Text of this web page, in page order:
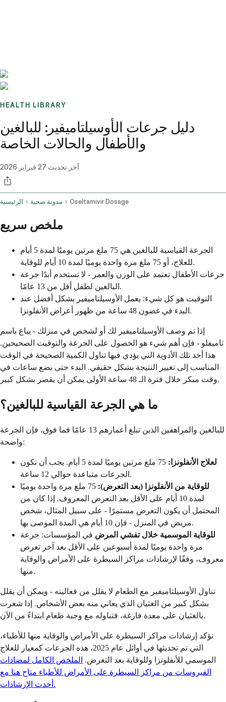
HEALTH LIBRARY
دليل جرعات الأوسيلتاميفير: للبالغين
والأطفال والحالات الخاصة
آخر تحديث 27 فبراير 2026
الرئيسية مدونة صحية Oseltamivir Dosage
ملخص سريع
الجرعة القياسية للبالغين هي 75 ملغ مرتين يوميًا لمدة 5 أيام
للعلاج، أو 75 ملغ مرة واحدة يوميًا لمدة 10 أيام للوقاية.
جرعات الأطفال تعتمد على الوزن والعمر - لا تستخدم أبدًا جرعة
البالغين لطفل أقل من 13 عامًا.
التوقيت هو كل شيء: يعمل الأوسيلتاميفير بشكل أفضل عند
البدء في غضون 48 ساعة من ظهور أعراض الأنفلونزا.
إذا تم وصف الأوسيلتاميفير لك أو لشخص في منزلك - يباع باسم
تاميفلو - فإن أهم شيء هو الحصول على الجرعة والتوقيت الصحيحين.
هذا أحد تلك الأدوية التي يؤدي فيها تناول الكمية الصحيحة في الوقت
المناسب إلى تغيير النتيجة بشكل حقيقي. البدء حتى بضع ساعات في
وقت مبكر خلال فترة الـ 48 ساعة الأولى يمكن أن يقصر بشكل كبير.
ما هي الجرعة القياسية للبالغين؟
للبالغين والمراهقين الذين تبلغ أعمارهم 13 عامًا فما فوق، فإن الجرعة
واضحة:
لعلاج الأنفلونزا:
75 ملغ مرتين يوميًا لمدة 5 أيام. يجب أن تكون
الجرعات متباعدة حوالي 12 ساعة.
للوقاية من الأنفلونزا (بعد التعرض):
75 ملغ مرة واحدة يوميًا
لمدة 10 أيام على الأقل بعد التعرض المعروف. إذا كان من
المحتمل أن يكون التعرض مستمرًا - على سبيل المثال، شخص
مريض في المنزل - فإن 10 أيام هي المدة الموصى بها.
للوقاية الموسمية خلال تفشي المرض في المؤسسات: جرعة
مرة واحدة يوميًا لمدة أسبوعين على الأقل بعد آخر تعرض
معروف، وفقًا لإرشادات مراكز السيطرة على الأمراض والوقاية
منها.
تناول الأوسيلتاميفير مع الطعام لا يقلل من فعاليته - ويمكن أن يقلل
بشكل كبير من الغثيان الذي يعاني منه بعض الأشخاص. إذا شعرت
بالغثيان على معدة فارغة، فتناوله مع وجبة طعام ابتداءً من الآن.
تؤكد إرشادات مراكز السيطرة على الأمراض والوقاية منها للأطباء،
التي تم تحديثها في أوائل عام 2025، هذه الجرعات كمعيار للعلاج
الموسمي للأنفلونزا وللوقاية بعد التعرض. الملخص الكامل لمضادات
الفيروسات من مراكز السيطرة على الأمراض للأطباء متاح هنا مع
أحدث الإرشادات.